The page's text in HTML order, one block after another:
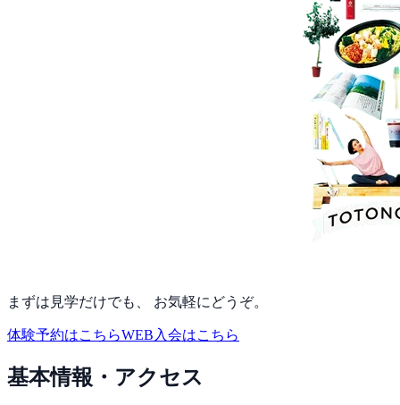
まずは見学だけでも、 お気軽にどうぞ。
体験予約はこちらWEB入会はこちら
基本情報・アクセス